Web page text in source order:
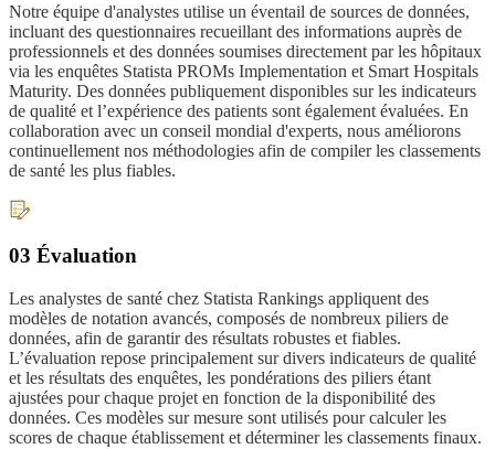
Notre équipe d'analystes utilise un éventail de sources de données,
incluant des questionnaires recueillant des informations auprès de
professionnels et des données soumises directement par les hôpitaux
via les enquêtes Statista PROMs Implementation et Smart Hospitals
Maturity. Des données publiquement disponibles sur les indicateurs
de qualité et l’expérience des patients sont également évaluées. En
collaboration avec un conseil mondial d'experts, nous améliorons
continuellement nos méthodologies afin de compiler les classements
de santé les plus fiables.
03 Évaluation
Les analystes de santé chez Statista Rankings appliquent des
modèles de notation avancés, composés de nombreux piliers de
données, afin de garantir des résultats robustes et fiables.
L’évaluation repose principalement sur divers indicateurs de qualité
et les résultats des enquêtes, les pondérations des piliers étant
ajustées pour chaque projet en fonction de la disponibilité des
données. Ces modèles sur mesure sont utilisés pour calculer les
scores de chaque établissement et déterminer les classements finaux.